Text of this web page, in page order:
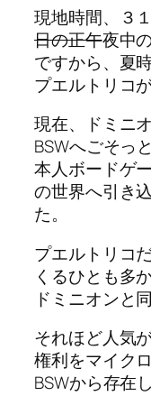
現地時間、３
日の正午夜中
ですから、夏
プエルトリコ
現在、ドミニ
BSWへごそっ
本人ボードゲ
の世界へ引き
た。
プエルトリコ
くるひとも多
ドミニオンと
それほど人気
権利をマイク
BSWから存在